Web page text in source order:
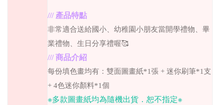
/// 產品特點
非常適合送給國小、幼稚園小朋友當開學禮物、畢
業禮物、生日分享禮喔🥰
///商品介紹
每份填色畫均有： 雙面圖畫紙*1張 + 迷你刷筆*1支
+ 4色迷你顏料*1個
※多款圖畫紙均為隨機出貨．恕不指定※